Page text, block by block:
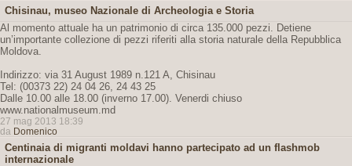
Chisinau, museo Nazionale di Archeologia e Storia
Al momento attuale ha un patrimonio di circa 135.000 pezzi. Detiene
un’importante collezione di pezzi riferiti alla storia naturale della Repubblica
Moldova.
Indirizzo: via 31 August 1989 n.121 A, Chisinau
Tel: (00373 22) 24 04 26, 24 43 25
Dalle 10.00 alle 18.00 (inverno 17.00). Venerdi chiuso
www.nationalmuseum.md
27 mag 2013 18:39
da Domenico
Centinaia di migranti moldavi hanno partecipato ad un flashmob
internazionale